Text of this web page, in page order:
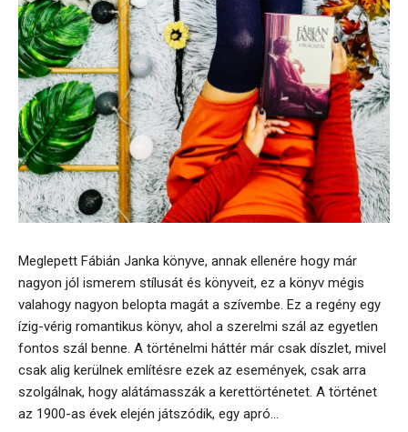
Meglepett Fábián Janka könyve, annak ellenére hogy már
nagyon jól ismerem stílusát és könyveit, ez a könyv mégis
valahogy nagyon belopta magát a szívembe. Ez a regény egy
ízig-vérig romantikus könyv, ahol a szerelmi szál az egyetlen
fontos szál benne. A történelmi háttér már csak díszlet, mivel
csak alig kerülnek említésre ezek az események, csak arra
szolgálnak, hogy alátámasszák a kerettörténetet. A történet
az 1900-as évek elején játszódik, egy apró...